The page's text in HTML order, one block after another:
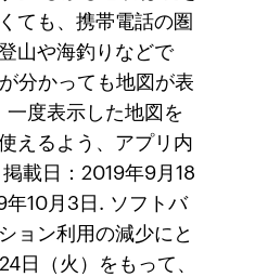
ても、携帯電話の圏
山や海釣りなどで
分かっても地図が表
度表示した地図を
えるよう、アプリ内
載日：2019年9月18
10月3日. ソフトバ
ョン利用の減少にと
日（火）をもって、